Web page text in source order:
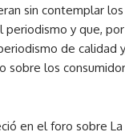
sin contemplar
y que,
de calidad
sobre los
en el foro sobre